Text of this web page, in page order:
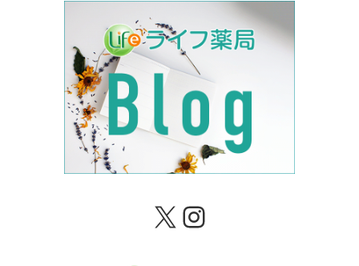
X Instagram